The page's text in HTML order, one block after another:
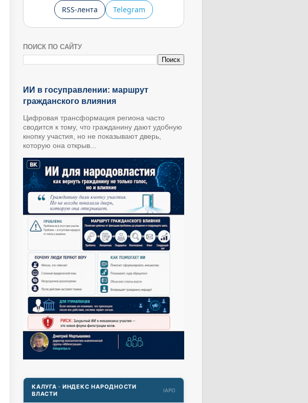
RSS-лента Telegram
ПОИСК ПО САЙТУ
ИИ в госуправлении: маршрут
гражданского влияния
Цифровая трансформация региона часто
сводится к тому, что гражданину дают удобную
кнопку участия, но не показывают дверь,
которую она открыв...
КАЛУГА · ИНДЕКС НАРОДНОСТИ
ВЛАСТИ
IAPO